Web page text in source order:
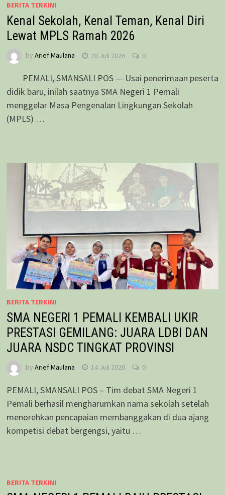
BERITA TERKINI
Kenal Sekolah, Kenal Teman, Kenal Diri
Lewat MPLS Ramah 2026
by Arief Maulana 20 Juli 2026 0
PEMALI, SMANSALI POS — Usai penerimaan peserta
didik baru, inilah saatnya SMA Negeri 1 Pemali
menggelar Masa Pengenalan Lingkungan Sekolah
(MPLS) …
BERITA TERKINI
SMA NEGERI 1 PEMALI KEMBALI UKIR
PRESTASI GEMILANG: JUARA LDBI DAN
JUARA NSDC TINGKAT PROVINSI
by Arief Maulana 14 Juli 2026 0
PEMALI, SMANSALI POS – Tim debat SMA Negeri 1
Pemali berhasil mengharumkan nama sekolah setelah
menorehkan pencapaian membanggakan di dua ajang
kompetisi debat bergengsi, yaitu …
BERITA TERKINI